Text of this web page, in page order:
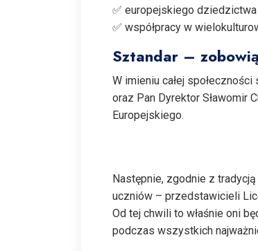
✅ europejskiego dziedzictwa
✅ współpracy w
Sztandar –
W imieniu całej
oraz Pan Dyrektor Sławomir
Europejskiego.
Następnie, zgodnie z
uczniów – przedstawicieli
Od tej chwili to właśnie oni
podczas wszystkich